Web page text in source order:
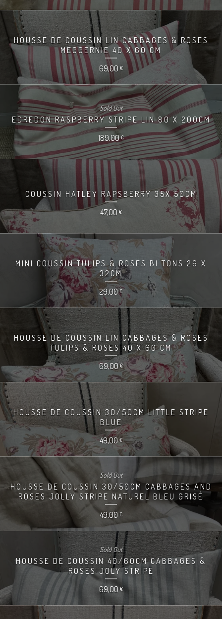
HOUSSE DE COUSSIN LIN CABBAGES & ROSES
MEGGERNIE 40 X 60 CM
69,00 €
EDREDON RASPBERRY STRIPE LIN 80 X 200CM
189,00€
Sold Out
COUSSIN HATLEY RAPSBERRY 35X 50CM
47,00 €
MINI COUSSIN TULIPS & ROSES BI TONS 26 X
32CM
29,00€
HOUSSE DE COUSSIN LIN CABBAGES & ROSES
TULIPS & ROSES 40 X 60 CM
69,00€
HOUSSE DE COUSSIN 30/50CM LITTLE STRIPE
BLUE
49,00€
HOUSSE DE COUSSIN 30/50CM CABBAGES AND
ROSES JOLLY STRIPE NATUREL BLEU GRISÉ
49,00 €
Sold Out
HOUSSE DE COUSSIN 40/60CM CABBAGES &
ROSES JOLY STRIPE
69,00€
Sold Out